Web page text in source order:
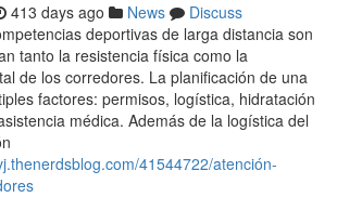
413 days ago News
Discuss
deportivas de larga distancia son
tanto la resistencia física como la
de los corredores. La planificación de una
factores: permisos, logística, hidratación
médica. Además de la logística del
41544722/atención-